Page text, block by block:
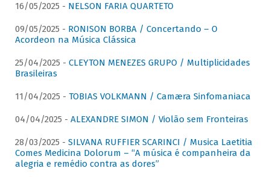
16/05/2025 - NELSON FARIA QUARTETO
09/05/2025 - RONISON BORBA / Concertando – O
Acordeon na Música Clássica
25/04/2025 - CLEYTON MENEZES GRUPO / Multiplicidades
Brasileiras
11/04/2025 - TOBIAS VOLKMANN / Camæra Sinfomaniaca
04/04/2025 - ALEXANDRE SIMON / Violão sem Fronteiras
28/03/2025 - SILVANA RUFFIER SCARINCI / Musica Laetitia
Comes Medicina Dolorum – “A música é companheira da
alegria e remédio contra as dores”